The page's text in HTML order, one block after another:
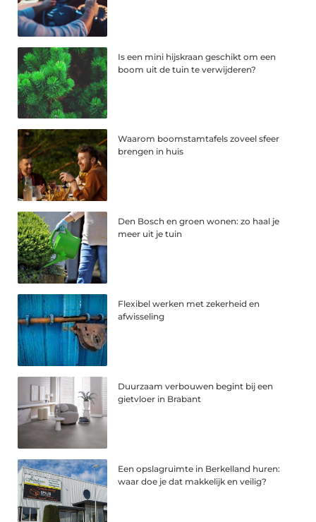
Is een mini hijskraan geschikt om een
boom uit de tuin te verwijderen?
Waarom boomstamtafels zoveel sfeer
brengen in huis
Den Bosch en groen wonen: zo haal je
meer uit je tuin
Flexibel werken met zekerheid en
afwisseling
Duurzaam verbouwen begint bij een
gietvloer in Brabant
Een opslagruimte in Berkelland huren:
waar doe je dat makkelijk en veilig?